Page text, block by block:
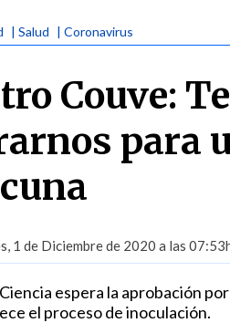
| Salud | Coronavirus
Couve:
para
1 de Diciembre de 2020 a las
espera la aprobación
el proceso de inoculación.